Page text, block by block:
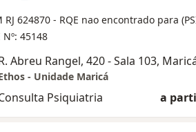
RJ 624870 - RQE nao encontrado para
Nº: 45148
Abreu Rangel, 420 - Sala 103,
- Unidade Maricá
Psiquiatria a